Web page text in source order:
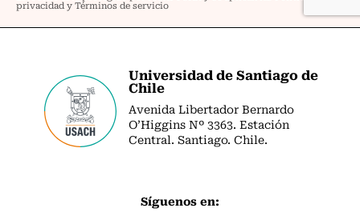
Universidad de Santiago de
Chile
Avenida Libertador Bernardo
O’Higgins Nº 3363. Estación
Central. Santiago. Chile.
Síguenos en: